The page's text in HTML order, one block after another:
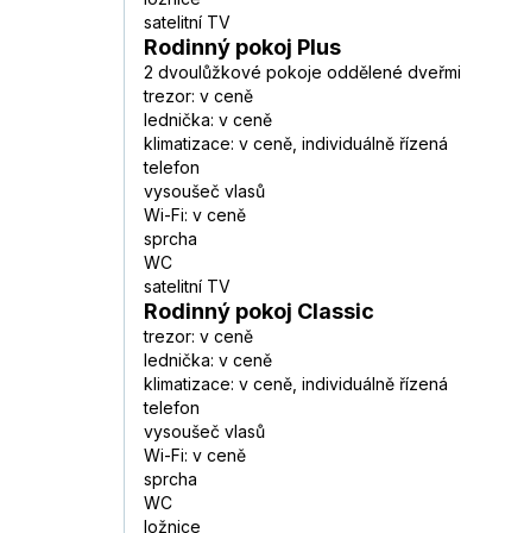
satelitní TV
Rodinný pokoj Plus
2 dvoulůžkové pokoje oddělené dveřmi
trezor: v ceně
lednička: v ceně
klimatizace: v ceně, individuálně řízená
telefon
vysoušeč vlasů
Wi-Fi: v ceně
sprcha
WC
satelitní TV
Rodinný pokoj Classic
trezor: v ceně
lednička: v ceně
klimatizace: v ceně, individuálně řízená
telefon
vysoušeč vlasů
Wi-Fi: v ceně
sprcha
WC
ložnice